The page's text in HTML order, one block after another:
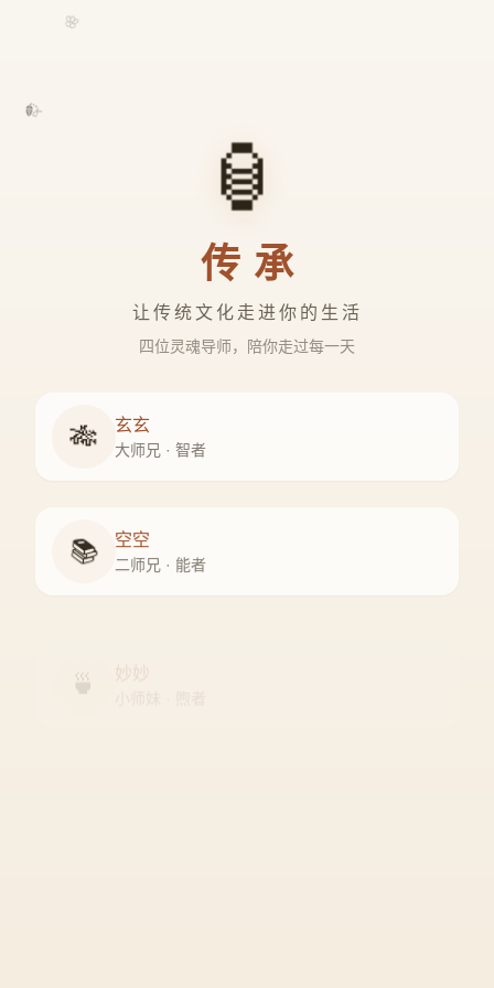
🍃
🌸
🏮
传承
让传统文化走进你的生活
四位灵魂导师，陪你走过每一天
🎋 玄玄
大师兄 · 智者
📚 空空
二师兄 · 能者
🍵 妙妙